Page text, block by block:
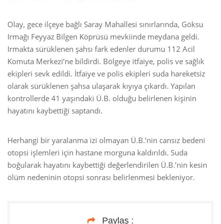
Olay, gece ilçeye bağlı Saray Mahallesi sınırlarında, Göksu
Irmağı Feyyaz Bilgen Köprüsü mevkiinde meydana geldi.
Irmakta sürüklenen şahsı fark edenler durumu 112 Acil
Komuta Merkezi’ne bildirdi. Bölgeye itfaiye, polis ve sağlık
ekipleri sevk edildi. İtfaiye ve polis ekipleri suda hareketsiz
olarak sürüklenen şahsa ulaşarak kıyıya çıkardı. Yapılan
kontrollerde 41 yaşındaki Ü.B. olduğu belirlenen kişinin
hayatını kaybettiği saptandı.
Herhangi bir yaralanma izi olmayan Ü.B.’nin cansız bedeni
otopsi işlemleri için hastane morguna kaldırıldı. Suda
boğularak hayatını kaybettiği değerlendirilen Ü.B.’nin kesin
ölüm nedeninin otopsi sonrası belirlenmesi bekleniyor.
Paylaş :